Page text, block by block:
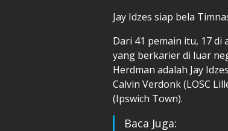
Jay Idzes siap bela
Dari 41 pemain itu, 17
yang berkarier di luar
Herdman adalah Jay
Calvin Verdonk (LOSC
(Ipswich Town).
Baca Juga: